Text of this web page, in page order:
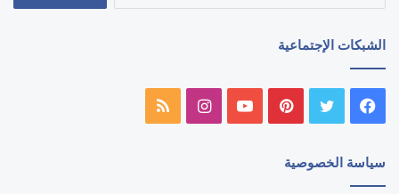
الشبكات الإجتماعية
فيسبوك تويتر بينتيريستيوتيوبانستقرامملخص
سياسة الخصوصية